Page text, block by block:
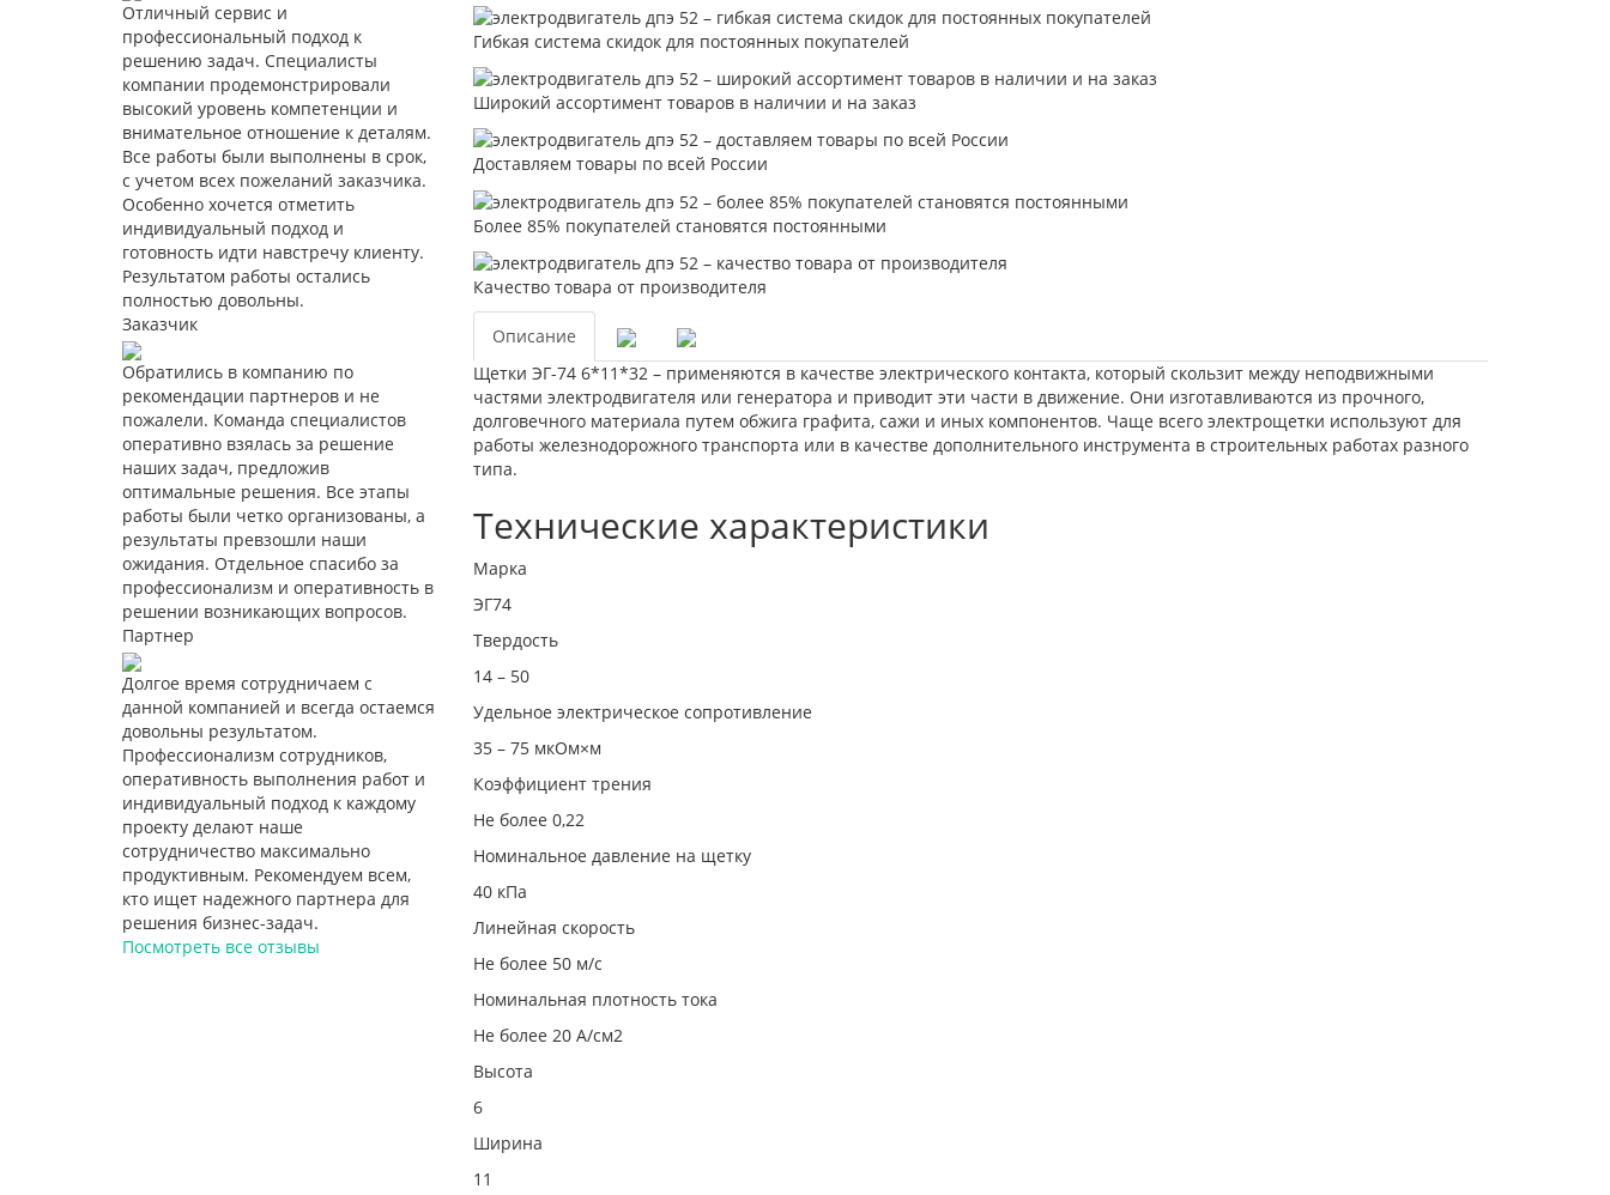
Отличный сервис и
профессиональный подход к
решению задач. Специалисты
компании продемонстрировали
высокий уровень компетенции и
внимательное отношение к деталям.
Все работы были выполнены в срок,
с учетом всех пожеланий заказчика.
Особенно хочется отметить
индивидуальный подход и
готовность идти навстречу клиенту.
Результатом работы остались
полностью довольны.
Заказчик
Обратились в компанию по
рекомендации партнеров и не
пожалели. Команда специалистов
оперативно взялась за решение
наших задач, предложив
оптимальные решения. Все этапы
работы были четко организованы, а
результаты превзошли наши
ожидания. Отдельное спасибо за
профессионализм и оперативность в
решении возникающих вопросов.
Партнер
Долгое время сотрудничаем с
данной компанией и всегда остаемся
довольны результатом.
Профессионализм сотрудников,
оперативность выполнения работ и
индивидуальный подход к каждому
проекту делают наше
сотрудничество максимально
продуктивным. Рекомендуем всем,
кто ищет надежного партнера для
решения бизнес-задач.
Посмотреть все отзывы
Гибкая система скидок для постоянных покупателей
Широкий ассортимент товаров в наличии и на заказ
Доставляем товары по всей России
Более 85% покупателей становятся постоянными
Качество товара от производителя
Описание
Щетки ЭГ-74 6*11*32 – применяются в качестве электрического контакта, который скользит между неподвижными
частями электродвигателя или генератора и приводит эти части в движение. Они изготавливаются из прочного,
долговечного материала путем обжига графита, сажи и иных компонентов. Чаще всего электрощетки используют для
работы железнодорожного транспорта или в качестве дополнительного инструмента в строительных работах разного
типа.
Технические характеристики
Марка
ЭГ74
Твердость
14 – 50
Удельное электрическое сопротивление
35 – 75 мкОм×м
Коэффициент трения
Не более 0,22
Номинальное давление на щетку
40 кПа
Линейная скорость
Не более 50 м/с
Номинальная плотность тока
Не более 20 А/см2
Высота
6
Ширина
11